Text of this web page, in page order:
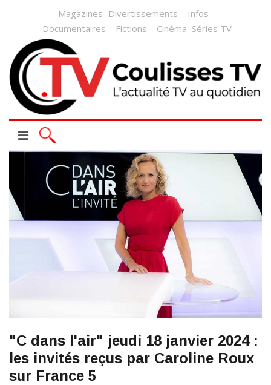
Magazines Divertissements
Infos
Documentaires
Fictions Cinéma Séries TV
"C dans l'air" jeudi 18 janvier 2024 :
les invités reçus par Caroline Roux
sur France 5